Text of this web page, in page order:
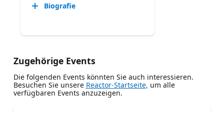
Biografie
Zugehörige Events
Die folgenden Events könnten Sie auch interessieren.
Besuchen Sie unsere Reactor-Startseite, um alle
verfügbaren Events anzuzeigen.